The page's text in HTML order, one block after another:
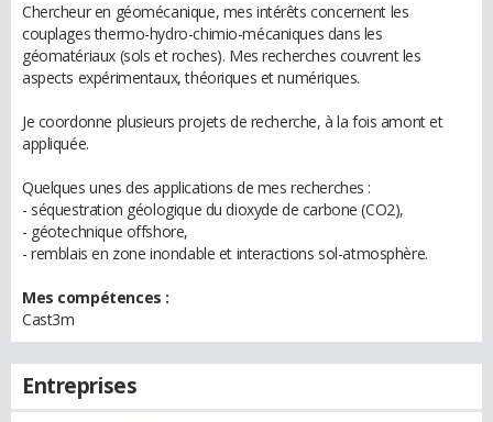
Chercheur en géomécanique, mes intérêts concernent les
couplages thermo-hydro-chimio-mécaniques dans les
géomatériaux (sols et roches). Mes recherches couvrent les
aspects expérimentaux, théoriques et numériques.
Je coordonne plusieurs projets de recherche, à la fois amont et
appliquée.
Quelques unes des applications de mes recherches :
- séquestration géologique du dioxyde de carbone (CO2),
- géotechnique offshore,
- remblais en zone inondable et interactions sol-atmosphère.
Mes compétences :
Cast3m
Entreprises